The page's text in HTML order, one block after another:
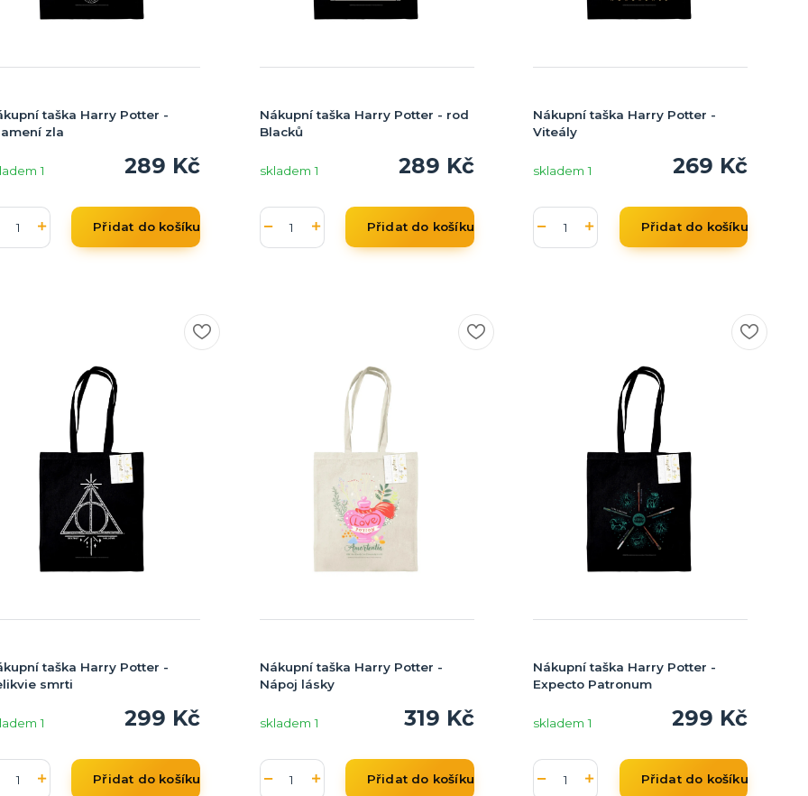
taška Harry Potter -
zla
289 Kč
1
Přidat do košíku
Nákupní taška Harry Potter - rod
Blacků
289 Kč
skladem 1
Přidat do košíku
Nákupní taška Harry Potter -
Viteály
269 Kč
skladem 1
Přidat do košíku
taška Harry Potter -
smrti
299 Kč
1
Přidat do košíku
Nákupní taška Harry Potter -
Nápoj lásky
319 Kč
skladem 1
Přidat do košíku
Nákupní taška Harry Potter -
Expecto Patronum
299 Kč
skladem 1
Přidat do košíku